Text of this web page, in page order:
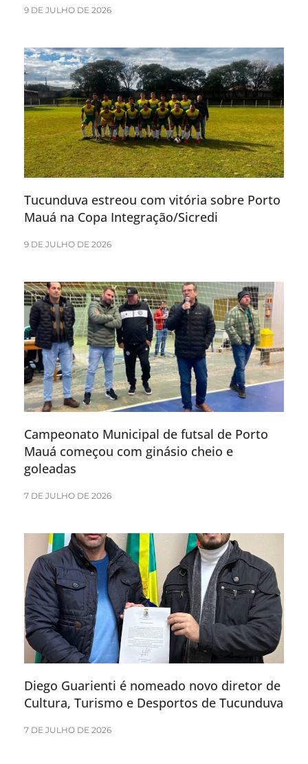
9 DE JULHO DE 2026
Tucunduva estreou com vitória sobre Porto
Mauá na Copa Integração/Sicredi
9 DE JULHO DE 2026
Campeonato Municipal de futsal de Porto
Mauá começou com ginásio cheio e
goleadas
7 DE JULHO DE 2026
Diego Guarienti é nomeado novo diretor de
Cultura, Turismo e Desportos de Tucunduva
7 DE JULHO DE 2026